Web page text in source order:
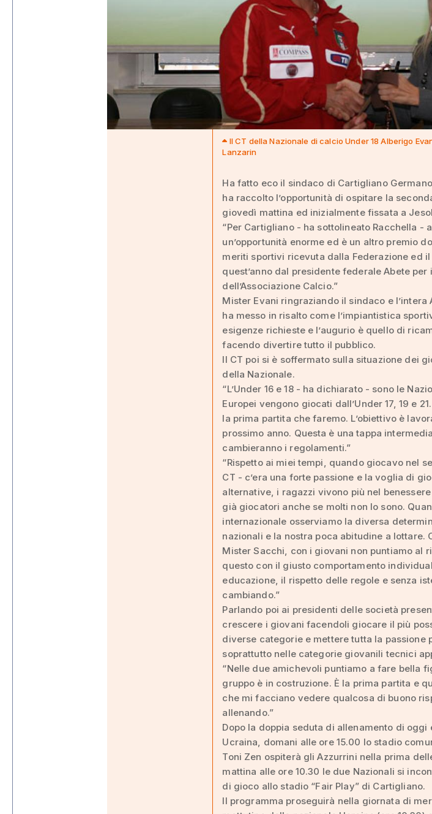
Il CT della Nazionale di calcio Under 18 Alberigo
Lanzarin
Ha fatto eco il sindaco di Cartigliano
ha raccolto l’opportunità di ospitare la
giovedì mattina ed inizialmente fissata a
“Per Cartigliano - ha sottolineato Racchella -
un’opportunità enorme ed è un altro premio
meriti sportivi ricevuta dalla Federazione ed
quest’anno dal presidente federale Abete
dell’Associazione Calcio.”
Mister Evani ringraziando il sindaco e l’intera
ha messo in risalto come l’impiantistica
esigenze richieste e l’augurio è quello di
facendo divertire tutto il pubblico.
Il CT poi si è soffermato sulla situazione dei
della Nazionale.
“L’Under 16 e 18 - ha dichiarato - sono le
Europei vengono giocati dall’Under 17, 19 e
la prima partita che faremo. L’obiettivo è
prossimo anno. Questa è una tappa
cambieranno i regolamenti.”
“Rispetto ai miei tempi, quando giocavo nel
CT - c’era una forte passione e la voglia di
alternative, i ragazzi vivono più nel
già giocatori anche se molti non lo sono.
internazionale osserviamo la diversa
nazionali e la nostra poca abitudine a lottare.
Mister Sacchi, con i giovani non puntiamo al
questo con il giusto comportamento
educazione, il rispetto delle regole e senza
cambiando.”
Parlando poi ai presidenti delle società
crescere i giovani facendoli giocare il più
diverse categorie e mettere tutta la passione
soprattutto nelle categorie giovanili tecnici
“Nelle due amichevoli puntiamo a fare bella
gruppo è in costruzione. È la prima partita e
che mi facciano vedere qualcosa di buono
allenando.”
Dopo la doppia seduta di allenamento di oggi
Ucraina, domani alle ore 15.00 lo stadio
Toni Zen ospiterà gli Azzurrini nella prima
mattina alle ore 10.30 le due Nazionali si
di gioco allo stadio “Fair Play” di Cartigliano.
Il programma proseguirà nella giornata di